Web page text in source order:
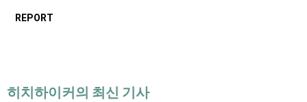
REPORT
히치하이커의 최신 기사